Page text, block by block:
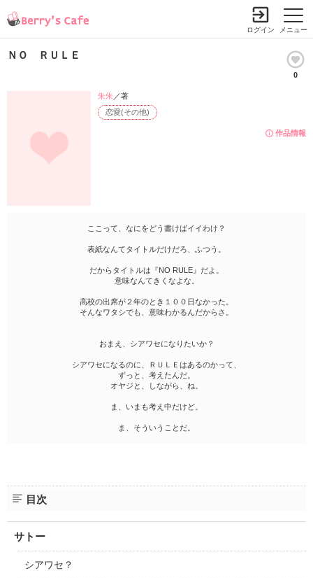
メニュー
ログイン
ＮＯ ＲＵＬＥ
0
作品情報
恋愛(その他)
朱朱／著
ここって、なにをどう書けばイイわけ？
表紙なんてタイトルだけだろ、ふつう。
だからタイトルは『NO RULE』だよ。
意味なんてきくなよな。
高校の出席が２年のとき１００日なかった。
そんなワタシでも、意味わかるんだからさ。
おまえ、シアワセになりたいか？
シアワセになるのに、ＲＵＬＥはあるのかって、
ずっと、考えたんだ。
オヤジと、しながら、ね。
ま、いまも考え中だけど。
ま、そういうことだ。
目次
サトー
シアワセ？